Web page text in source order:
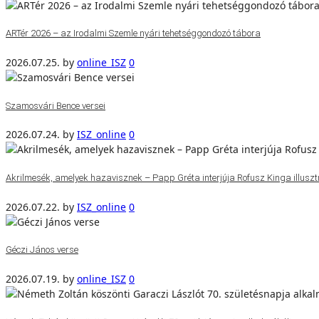
ARTér 2026 – az Irodalmi Szemle nyári tehetséggondozó tábora
2026.07.25. by online_ISZ 0
Szamosvári Bence versei
2026.07.24. by ISZ_online 0
Akrilmesék, amelyek hazavisznek – Papp Gréta interjúja Rofusz Kinga
2026.07.22. by ISZ_online 0
Géczi János verse
2026.07.19. by online_ISZ 0